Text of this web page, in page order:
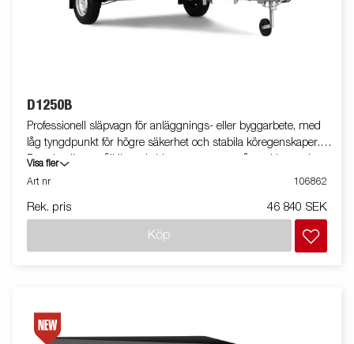
D1250B
Professionell släpvagn för anläggnings- eller byggarbete, med
låg tyngdpunkt för högre säkerhet och stabila köregenskaper.
D-serien är ett pålitligt val vid transport av småmaskiner och
smidig vid lastning och lossning. Utrustad med tippfunktion.
Visa fler
Art nr
106862
Rek. pris 46 840 SEK
Köp